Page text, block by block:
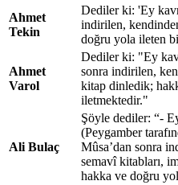
Ahmet
Tekin
Dediler ki: 'Ey
indirilen,
doğru yola ileten
Ahmet
Varol
Dediler ki: "Ey
sonra indirilen,
kitap dinledik;
iletmektedir."
Ali Bulaç
Şöyle dediler: “-
(Peygamber
Mûsa’dan sonra
semavî kitabları,
hakka ve doğru